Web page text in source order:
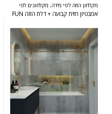
מקלחון הזזה לפי מידה, מקלחונים לפי
מידה
אמבטיון חזית קבועה + דלת הזזה FUN